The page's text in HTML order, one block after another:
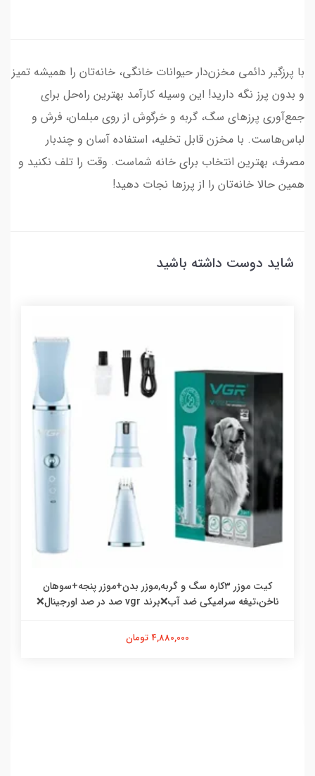
با پرزگیر دائمی مخزن‌دار حیوانات خانگی، خانه‌تان را همیشه تمیز
و بدون پرز نگه دارید! این وسیله کارآمد بهترین راه‌حل برای
جمع‌آوری پرزهای سگ، گربه و خرگوش از روی مبلمان، فرش و
لباس‌هاست. با مخزن قابل تخلیه، استفاده آسان و چندبار
مصرف، بهترین انتخاب برای خانه شماست. وقت را تلف نکنید و
همین حالا خانه‌تان را از پرزها نجات دهید!
شاید دوست داشته باشید
کیت موزر ۳کاره سگ و گربه,موزر بدن+موزر پنجه+سوهان
ناخن،تیغه سرامیکی ضد آب❌برند vgr صد در صد اورجینال❌
4,880,000 تومان